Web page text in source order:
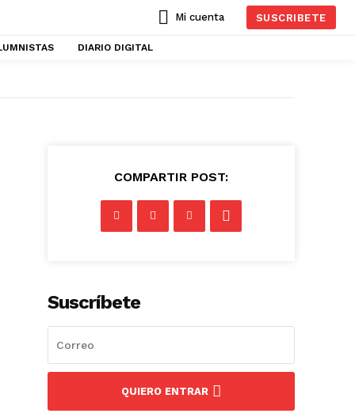
Mi cuenta SUSCRIBETE
DIARIO DIGITAL
COMPARTIR POST:
Suscríbete
QUIERO ENTRAR